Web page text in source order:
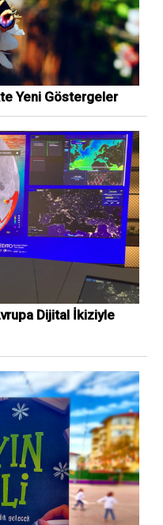
Yeni Göstergeler
Dijital İkiziyle